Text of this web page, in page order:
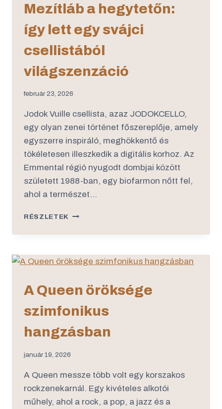
Mezítláb a hegytetőn:
így lett egy svájci
csellistából
világszenzáció
február 23, 2026
Jodok Vuille csellista, azaz JODOKCELLO,
egy olyan zenei történet főszereplője, amely
egyszerre inspiráló, meghökkentő és
tökéletesen illeszkedik a digitális korhoz. Az
Emmental régió nyugodt dombjai között
született 1988-ban, egy biofarmon nőtt fel,
ahol a természet…
RÉSZLETEK
A Queen öröksége
szimfonikus
hangzásban
január 19, 2026
A Queen messze több volt egy korszakos
rockzenekarnál. Egy kivételes alkotói
műhely, ahol a rock, a pop, a jazz és a